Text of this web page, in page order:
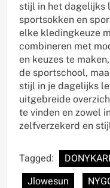
stijl in het dagelijks
sportsokken en
elke kledingkeuze
combineren met
en keuzes te
de sportschool,
stijl in je dagelijks
uitgebreide
te vinden en zowel
zelfverzekerd en
Tagged:
Jlowesun